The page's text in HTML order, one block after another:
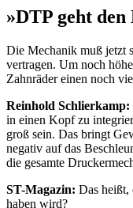
»DTP geht
Die Mechanik muß jetzt
vertragen. Um noch
Zahnräder einen noch
Reinhold Schlierkamp:
in einen Kopf zu
groß sein. Das bringt
negativ auf das
die gesamte
ST-Magazin: Das heißt,
haben wird?